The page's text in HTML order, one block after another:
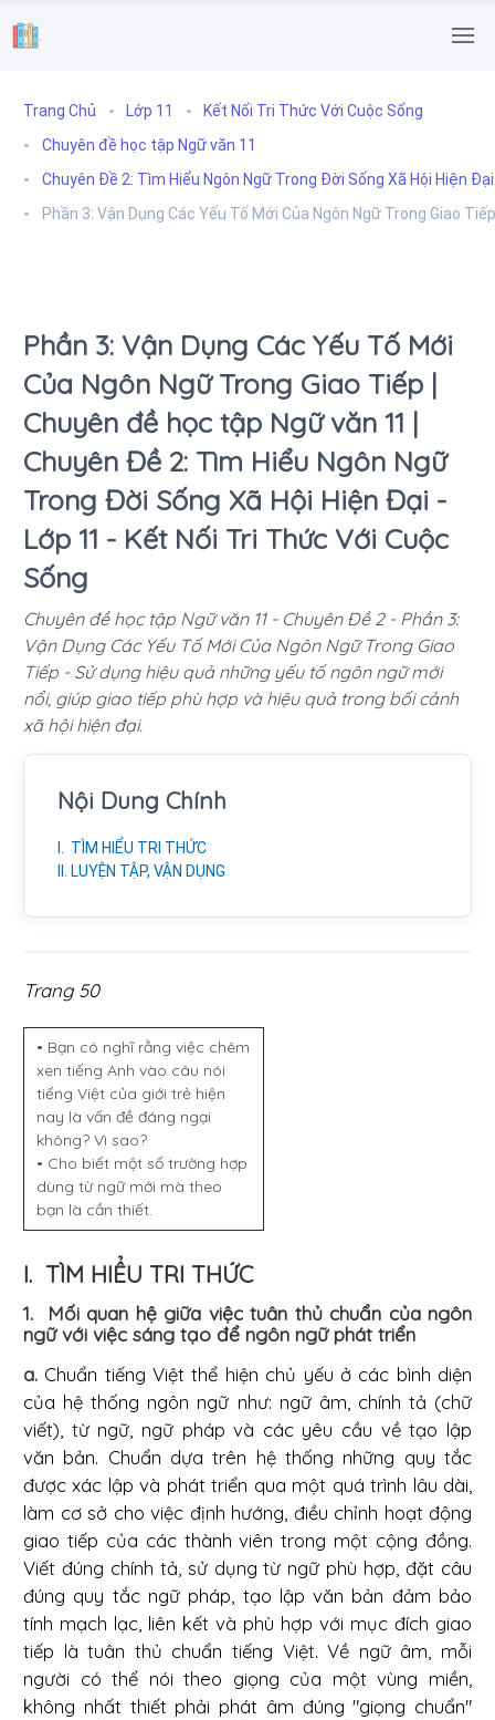
.
Trang Chủ Lớp 11
Kết Nối Tri Thức Với Cuộc Sống
Chuyên đề học tập Ngữ văn 11
Chuyên Đề 2: Tìm Hiểu Ngôn Ngữ Trong Đời Sống Xã Hội Hiện Đại
Phần 3: Vận Dụng Các Yếu Tố Mới Của Ngôn Ngữ Trong Giao Tiếp
Phần 3: Vận Dụng Các Yếu Tố Mới
Của Ngôn Ngữ Trong Giao Tiếp |
Chuyên đề học tập Ngữ văn 11 |
Chuyên Đề 2: Tìm Hiểu Ngôn Ngữ
Trong Đời Sống Xã Hội Hiện Đại -
Lớp 11 - Kết Nối Tri Thức Với Cuộc
Sống
Chuyên đề học tập Ngữ văn 11 - Chuyên Đề 2 - Phần 3:
Vận Dụng Các Yếu Tố Mới Của Ngôn Ngữ Trong Giao
Tiếp - Sử dụng hiệu quả những yếu tố ngôn ngữ mới
nổi, giúp giao tiếp phù hợp và hiệu quả trong bối cảnh
xã hội hiện đại.
Nội Dung Chính
I. TÌM HIỂU TRI THỨC
II. LUYỆN TẬP, VẬN DỤNG
Trang 50
• Bạn có nghĩ rằng việc chêm
xen tiếng Anh vào câu nói
tiếng Việt của giới trẻ hiện
nay là vấn đề đáng ngại
không? Vì sao?
• Cho biết một số trường hợp
dùng từ ngữ mới mà theo
bạn là cần thiết.
I. TÌM HIỂU TRI THỨC
1. Mối quan hệ giữa việc tuân thủ chuẩn của ngôn
ngữ với việc sáng tạo để ngôn ngữ phát triển
a. Chuẩn tiếng Việt thể hiện chủ yếu ở các bình diện
của hệ thống ngôn ngữ như: ngữ âm, chính tả (chữ
viết), từ ngữ, ngữ pháp và các yêu cầu về tạo lập
văn bản. Chuẩn dựa trên hệ thống những quy tắc
được xác lập và phát triển qua một quá trình lâu dài,
làm cơ sở cho việc định hướng, điều chỉnh hoạt động
giao tiếp của các thành viên trong một cộng đồng.
Viết đúng chính tả, sử dụng từ ngữ phù hợp, đặt câu
đúng quy tắc ngữ pháp, tạo lập văn bản đảm bảo
tính mạch lạc, liên kết và phù hợp với mục đích giao
tiếp là tuân thủ chuẩn tiếng Việt. Về ngữ âm, mỗi
người có thể nói theo giọng của một vùng miền,
không nhất thiết phải phát âm đúng "giọng chuẩn"